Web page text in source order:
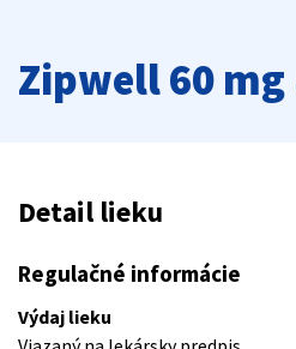
Zipwell 60 mg
Detail lieku
Regulačné informácie
Výdaj lieku